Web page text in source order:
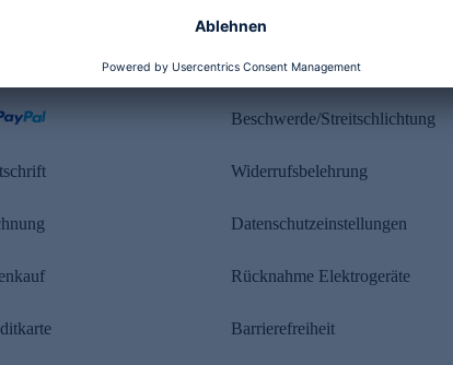
Rechtliches
Beschwerde/Streitschlichtung
Widerrufsbelehrung
Datenschutzeinstellungen
Rücknahme Elektrogeräte
Barrierefreiheit